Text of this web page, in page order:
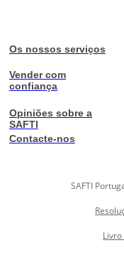
Os nossos serviços
Vender com
confiança
Opiniões sobre a
SAFTI
Contacte-nos
SAFTI